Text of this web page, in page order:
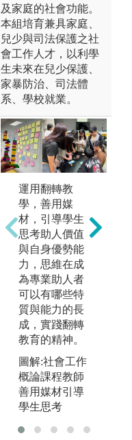
及家庭的社會功能。
本組培育兼具家庭、
兒少與司法保護之社
會工作人才，以利學
生未來在兒少保護、
家暴防治、司法體
系、學校就業。
2.以個案研討
與研究（Case
Teaching）為
主的教學。
圖解:廖瑞銘老
師和同學進行
小組教學及個
案討論
運用翻轉教
學，善用媒
材，引導學生
思考助人價值
與自身優勢能
力，思維在成
為專業助人者
可以有哪些特
質與能力的長
成，實踐翻轉
教育的精神。
圖解:社會工作
概論課程教師
善用媒材引導
學生思考